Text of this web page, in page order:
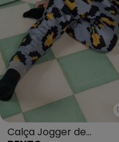
Calça Jogger de